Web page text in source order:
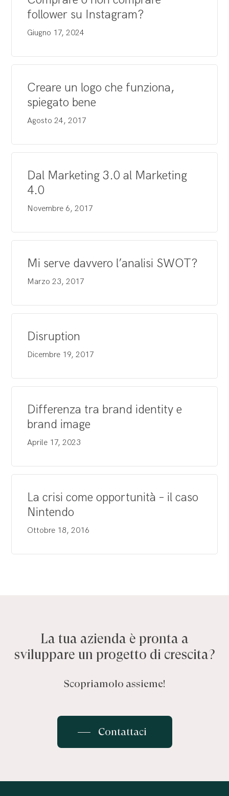
follower su Instagram?
Giugno 17, 2024
Creare un logo che funziona,
spiegato bene
Agosto 24, 2017
Dal Marketing 3.0 al Marketing
4.0
Novembre 6, 2017
Mi serve davvero l’analisi SWOT?
Marzo 23, 2017
Disruption
Dicembre 19, 2017
Differenza tra brand identity e
brand image
Aprile 17, 2023
La crisi come opportunità – il caso
Nintendo
Ottobre 18, 2016
La tua azienda è pronta a
sviluppare un progetto di crescita?
Scopriamolo assieme!
Contattaci